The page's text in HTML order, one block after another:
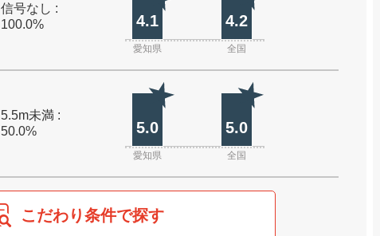
信号なし :
100.0%
4.1 4.2
愛知県 全国
5.5m未満 :
50.0%
5.0 5.0
愛知県 全国
こだわり条件で探す